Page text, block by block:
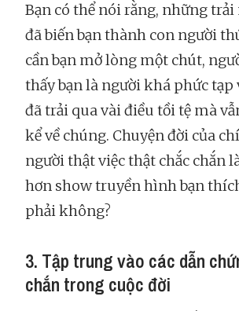
Bạn có thể nói rằng, những
đã biến bạn thành con người
cần bạn mở lòng một chút,
thấy bạn là người khá phức tạp
đã trải qua vài điều tồi tệ mà
kể về chúng. Chuyện đời của
người thật việc thật chắc chắn
hơn show truyền hình bạn
phải không?
3. Tập trung vào các dẫn
chắn trong cuộc đời